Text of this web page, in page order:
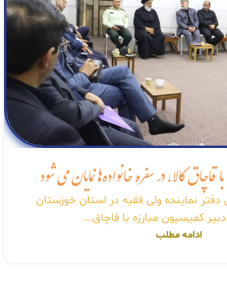
کالا، در سفره خانواده‌ها نمایان می شود
دفتر نماینده ولی فقیه در استان خوزستان
دبیر کمیسیون مبارزه با قاچاق...
ادامه مطلب